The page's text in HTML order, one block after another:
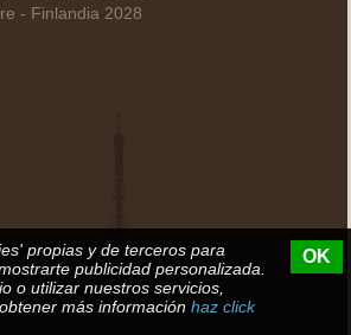
- Finlandia 2028
propias y de terceros para
publicidad personalizada.
o utilizar nuestros servicios,
más información haz click
OK